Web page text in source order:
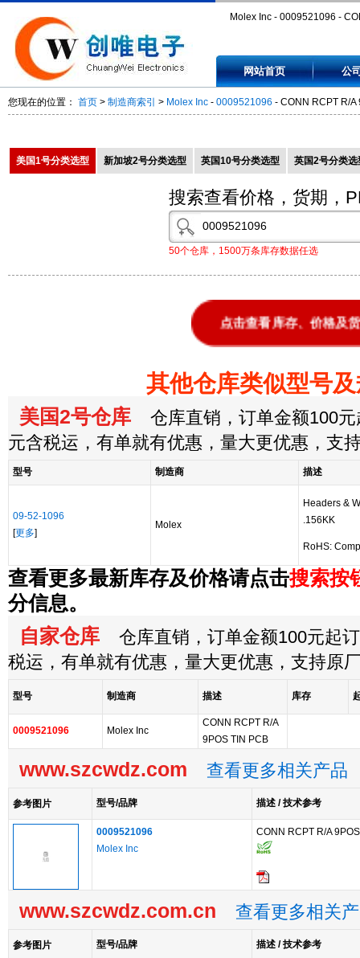
Molex Inc - 0009521096 -
0009521096
网站首页 公
您现在的位置： 首页 > 制造商索引 > Molex Inc - 0009521096 - CONN RCPT R/
美国1号分类选型 新加坡2号分类选型 英国10号分类选型 英国2号分类选
搜索查看价格，货期，
50个仓库，1500万条库存数据任选
点击查看库存、价格及
其他仓库类似型号
美国2号仓库 仓库直销，订单金额100元
元含税运，有单就有优惠，量大更优惠，支
型号 制造商 描述
09-52-1096
[更多]
Molex
Headers &
.156KK
RoHS:
查看更多最新库存及价格请点击搜索按
分信息。
自家仓库 仓库直销，订单金额100元起
税运，有单就有优惠，量大更优惠，支持原
型号 制造商 描述 库存
0009521096 Molex Inc
CONN RCPT R/A
9POS TIN PCB
www.szcwdz.com 查看更多相关产品
参考图片 型号/品牌 描述 / 技术参考
0009521096
Molex Inc
CONN RCPT R/A
www.szcwdz.com.cn 查看更多相关
参考图片 型号/品牌 描述 / 技术参考